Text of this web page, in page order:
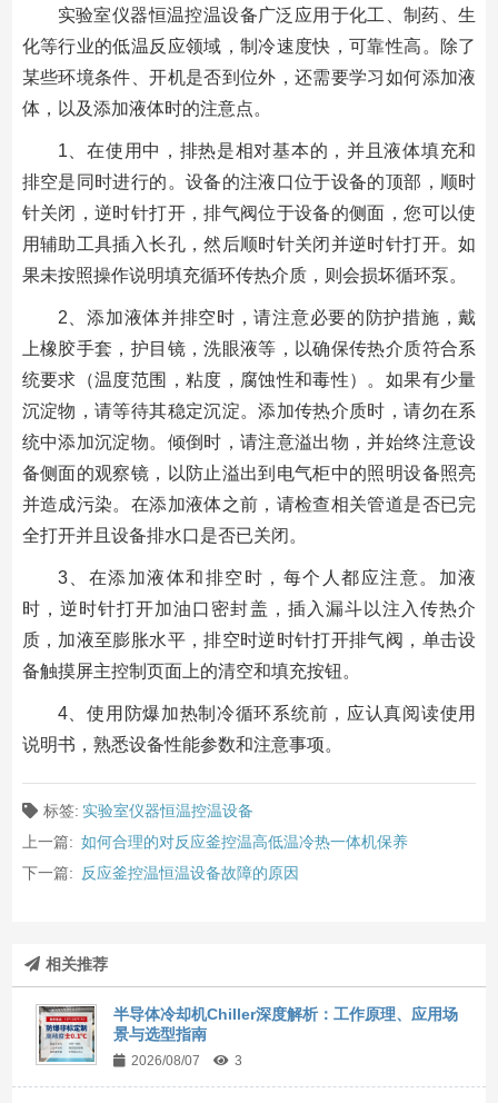
实验室仪器恒温控温设备广泛应用于化工、制药、生
化等行业的低温反应领域，制冷速度快，可靠性高。除了
某些环境条件、开机是否到位外，还需要学习如何添加液
体，以及添加液体时的注意点。
1、在使用中，排热是相对基本的，并且液体填充和
排空是同时进行的。设备的注液口位于设备的顶部，顺时
针关闭，逆时针打开，排气阀位于设备的侧面，您可以使
用辅助工具插入长孔，然后顺时针关闭并逆时针打开。如
果未按照操作说明填充循环传热介质，则会损坏循环泵。
2、添加液体并排空时，请注意必要的防护措施，戴
上橡胶手套，护目镜，洗眼液等，以确保传热介质符合系
统要求（温度范围，粘度，腐蚀性和毒性）。如果有少量
沉淀物，请等待其稳定沉淀。添加传热介质时，请勿在系
统中添加沉淀物。倾倒时，请注意溢出物，并始终注意设
备侧面的观察镜，以防止溢出到电气柜中的照明设备照亮
并造成污染。在添加液体之前，请检查相关管道是否已完
全打开并且设备排水口是否已关闭。
3、在添加液体和排空时，每个人都应注意。加液
时，逆时针打开加油口密封盖，插入漏斗以注入传热介
质，加液至膨胀水平，排空时逆时针打开排气阀，单击设
备触摸屏主控制页面上的清空和填充按钮。
4、使用防爆加热制冷循环系统前，应认真阅读使用
说明书，熟悉设备性能参数和注意事项。
标签: 实验室仪器恒温控温设备
上一篇: 如何合理的对反应釜控温高低温冷热一体机保养
下一篇:
反应釜控温恒温设备故障的原因
相关推荐
半导体冷却机Chiller深度解析：工作原理、应用场
景与选型指南
2026/08/07 3